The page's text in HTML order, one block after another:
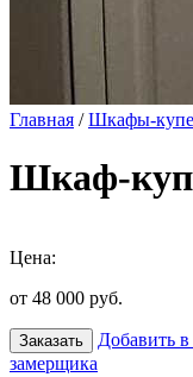
Главная /Шкафы-купе
Шкаф-
Цена:
от 48 000 руб.
Заказать Добавить
замерщика